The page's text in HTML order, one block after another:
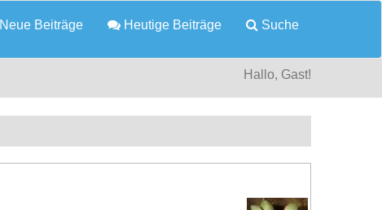
Neue Beiträge Heutige Beiträge Suche
Hallo, Gast!